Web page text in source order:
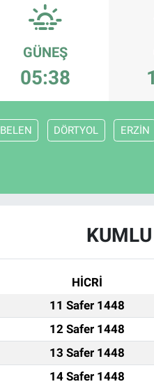
GÜNEŞ
05:38
BELEN DÖRTYOL ERZİN
HİCRİ
11 Safer 1448
12 Safer 1448
13 Safer 1448
14 Safer 1448